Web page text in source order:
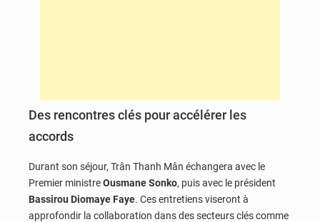
Des rencontres clés pour accélérer les
accords
Durant son séjour, Trân Thanh Mân échangera avec le
Premier ministreOusmane Sonko, puis avec le président
Bassirou Diomaye Faye. Ces entretiens viseront à
approfondir la collaboration dans des secteurs clés comme